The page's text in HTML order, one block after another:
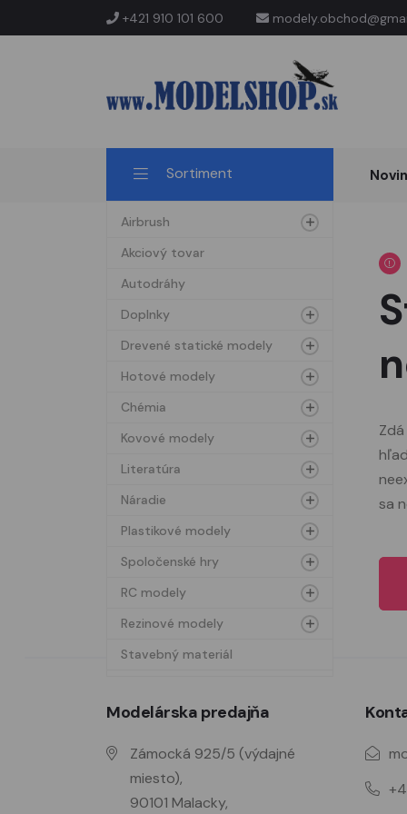
+421 910 101 600
Sortiment
Airbrush
Akciový tovar
Autodráhy
Doplnky
Drevené statické modely
Hotové modely
Chémia
Kovové modely
Literatúra
Náradie
Plastikové modely
Spoločenské hry
RC modely
Rezinové modely
Stavebný materiál
sa
Modelárska predajňa
Zámocká 925/5 (výdajné
miesto),
90101 Malacky,